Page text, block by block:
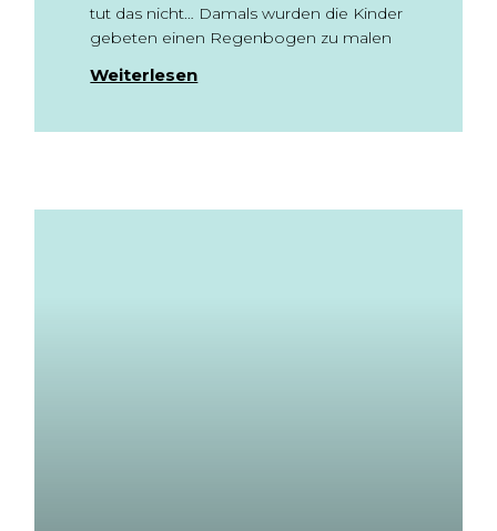
tut das nicht… Damals wurden die Kinder
gebeten einen Regenbogen zu malen
Weiterlesen